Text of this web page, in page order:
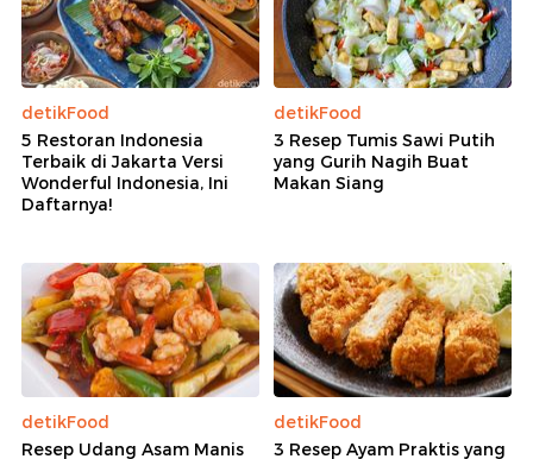
detikFood
5 Restoran Indonesia
Terbaik di Jakarta Versi
Wonderful Indonesia, Ini
Daftarnya!
detikFood
3 Resep Tumis Sawi Putih
yang Gurih Nagih Buat
Makan Siang
detikFood
Resep Udang Asam Manis
detikFood
3 Resep Ayam Praktis yang